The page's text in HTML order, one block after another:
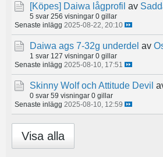
[Köpes] Daiwa lågprofil av
5 svar 256 visningar 0 gillar
Senaste inlägg 2025-08-22, 20:10
Daiwa ags 7-32g underdel av
1 svar 127 visningar 0 gillar
Senaste inlägg 2025-08-10, 17:51
Skinny Wolf och Attitude Devil
0 svar 59 visningar 0 gillar
Senaste inlägg 2025-08-10, 12:59
Visa alla